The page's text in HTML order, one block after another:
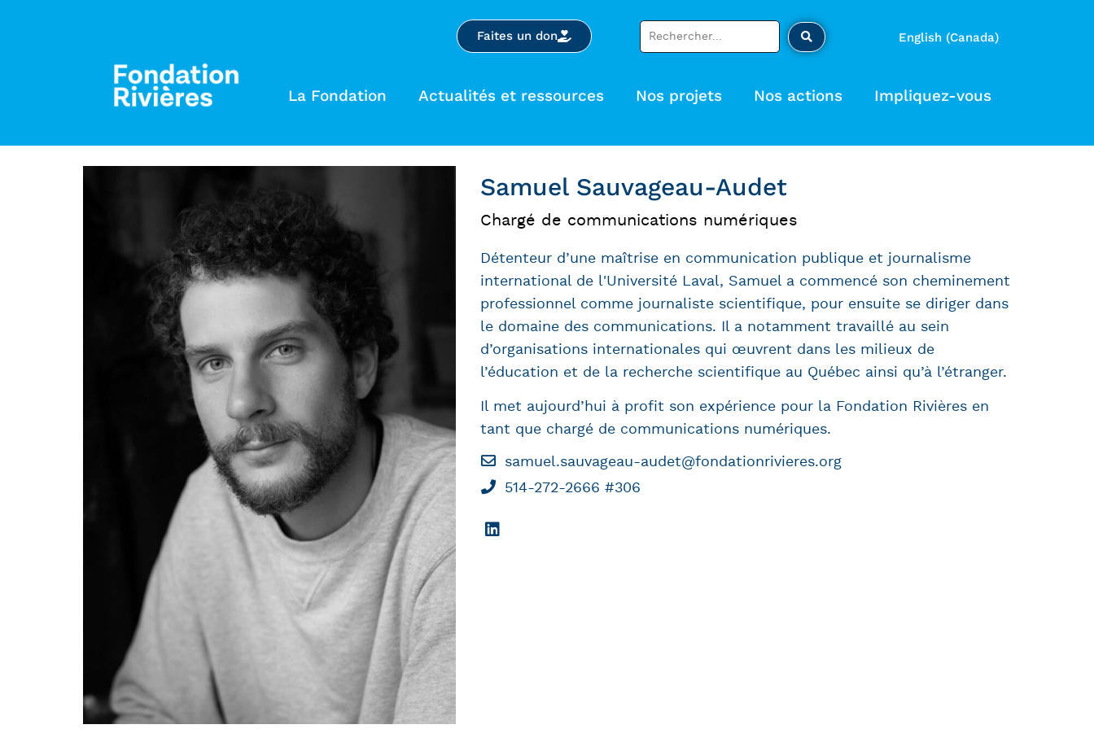
Faites un don English (Canada)
La Fondation Actualités et ressources Nos projets Nos actions Impliquez-vous
Samuel Sauvageau-Audet
Chargé de communications numériques
Détenteur d’une maîtrise en communication publique et journalisme
international de l'Université Laval, Samuel a commencé son cheminement
professionnel comme journaliste scientifique, pour ensuite se diriger dans
le domaine des communications. Il a notamment travaillé au sein
d’organisations internationales qui œuvrent dans les milieux de
l’éducation et de la recherche scientifique au Québec ainsi qu’à l’étranger.
Il met aujourd’hui à profit son expérience pour la Fondation Rivières en
tant que chargé de communications numériques.
samuel.sauvageau-audet@fondationrivieres.org
514-272-2666 #306